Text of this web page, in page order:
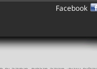
Facebook